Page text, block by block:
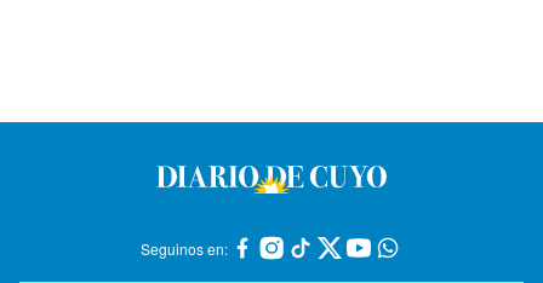
Seguinos en: